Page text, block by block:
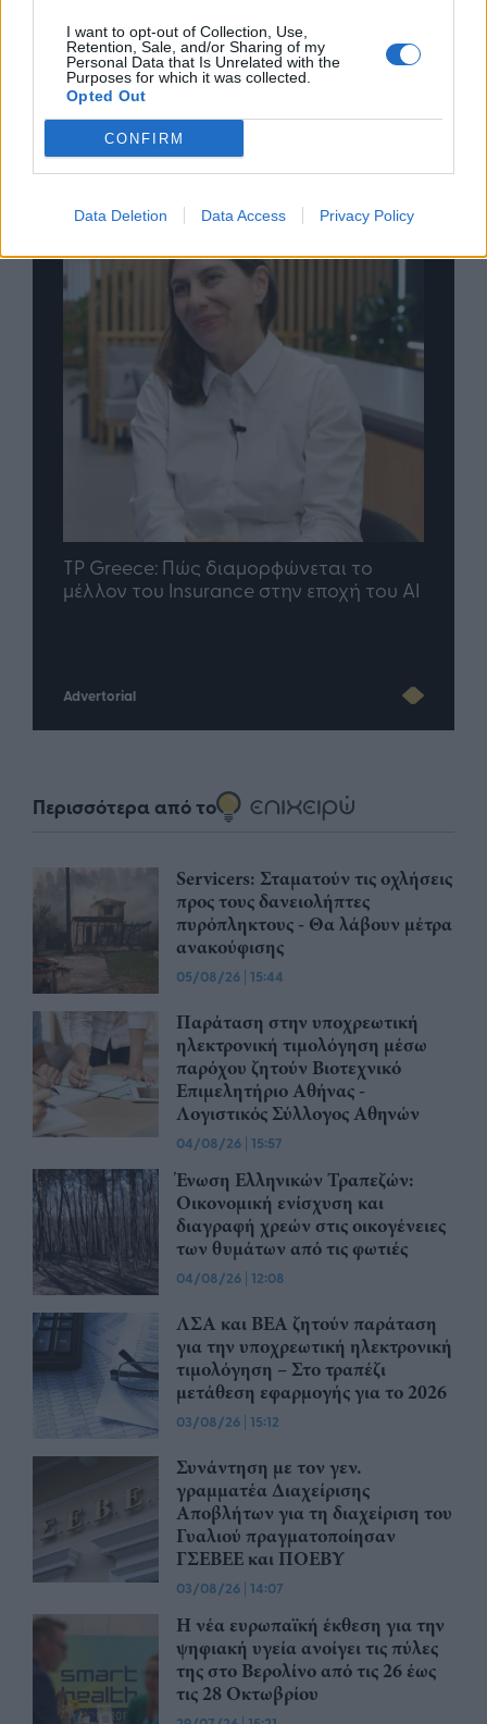
I want to opt-out of Collection, Use,
Retention, Sale, and/or Sharing of my
Personal Data that Is Unrelated with the
Purposes for which it was collected.
Opted Out
CONFIRM
Data Deletion Data Access Privacy Policy
... σχόλια| Κάνε click για να σχολιάσεις
TP Greece: Πώς διαμορφώνεται το
μέλλον του Insurance στην εποχή του AI
Advertorial
Περισσότερα από το
Servicers: Σταματούν τις οχλήσεις
προς τους δανειολήπτες
πυρόπληκτους - Θα λάβουν μέτρα
ανακούφισης
05/08/26 | 15:44
Παράταση στην υποχρεωτική
ηλεκτρονική τιμολόγηση μέσω
παρόχου ζητούν Βιοτεχνικό
Επιμελητήριο Αθήνας -
Λογιστικός Σύλλογος Αθηνών
04/08/26 | 15:57
Ένωση Ελληνικών Τραπεζών:
Οικονομική ενίσχυση και
διαγραφή χρεών στις οικογένειες
των θυμάτων από τις φωτιές
04/08/26 | 12:08
ΛΣΑ και ΒΕΑ ζητούν παράταση
για την υποχρεωτική ηλεκτρονική
τιμολόγηση – Στο τραπέζι
μετάθεση εφαρμογής για το 2026
03/08/26 | 15:12
Συνάντηση με τον γεν.
γραμματέα Διαχείρισης
Αποβλήτων για τη διαχείριση του
Γυαλιού πραγματοποίησαν
ΓΣΕΒΕΕ και ΠΟΕΒΥ
03/08/26 | 14:07
Η νέα ευρωπαϊκή έκθεση για την
ψηφιακή υγεία ανοίγει τις πύλες
της στο Βερολίνο από τις 26 έως
τις 28 Οκτωβρίου